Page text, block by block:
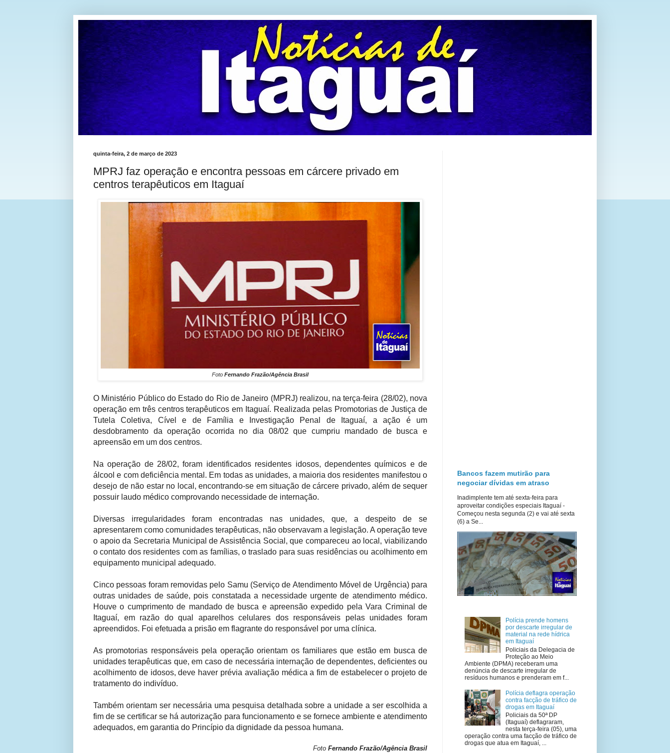
quinta-feira, 2 de março de 2023
MPRJ faz operação e encontra pessoas em cárcere privado em
centros terapêuticos em Itaguaí
Foto Fernando Frazão/Agência Brasil
O Ministério Público do Estado do Rio de Janeiro (MPRJ) realizou, na terça-feira (28/02), nova
operação em três centros terapêuticos em Itaguaí. Realizada pelas Promotorias de Justiça de
Tutela Coletiva, Cível e de Família e Investigação Penal de Itaguaí, a ação é um
desdobramento da operação ocorrida no dia 08/02 que cumpriu mandado de busca e
apreensão em um dos centros.
Na operação de 28/02, foram identificados residentes idosos, dependentes químicos e de
álcool e com deficiência mental. Em todas as unidades, a maioria dos residentes manifestou o
desejo de não estar no local, encontrando-se em situação de cárcere privado, além de sequer
possuir laudo médico comprovando necessidade de internação.
Diversas irregularidades foram encontradas nas unidades, que, a despeito de se
apresentarem como comunidades terapêuticas, não observavam a legislação. A operação teve
o apoio da Secretaria Municipal de Assistência Social, que compareceu ao local, viabilizando
o contato dos residentes com as famílias, o traslado para suas residências ou acolhimento em
equipamento municipal adequado.
Cinco pessoas foram removidas pelo Samu (Serviço de Atendimento Móvel de Urgência) para
outras unidades de saúde, pois constatada a necessidade urgente de atendimento médico.
Houve o cumprimento de mandado de busca e apreensão expedido pela Vara Criminal de
Itaguaí, em razão do qual aparelhos celulares dos responsáveis pelas unidades foram
apreendidos. Foi efetuada a prisão em flagrante do responsável por uma clínica.
As promotorias responsáveis pela operação orientam os familiares que estão em busca de
unidades terapêuticas que, em caso de necessária internação de dependentes, deficientes ou
acolhimento de idosos, deve haver prévia avaliação médica a fim de estabelecer o projeto de
tratamento do indivíduo.
Também orientam ser necessária uma pesquisa detalhada sobre a unidade a ser escolhida a
fim de se certificar se há autorização para funcionamento e se fornece ambiente e atendimento
adequados, em garantia do Princípio da dignidade da pessoa humana.
Foto Fernando Frazão/Agência Brasil
Bancos fazem mutirão para
negociar dívidas em atraso
Inadimplente tem até sexta-feira para
aproveitar condições especiais Itaguaí -
Começou nesta segunda (2) e vai até sexta
(6) a Se...
Polícia prende homens
por descarte irregular de
material na rede hídrica
em Itaguaí
Policiais da Delegacia de
Proteção ao Meio
Ambiente (DPMA) receberam uma
denúncia de descarte irregular de
resíduos humanos e prenderam em f...
Polícia deflagra operação
contra facção de tráfico de
drogas em Itaguaí
Policiais da 50ª DP
(Itaguaí) deflagraram,
nesta terça-feira (05), uma
operação contra uma facção de tráfico de
drogas que atua em Itaguaí, ...